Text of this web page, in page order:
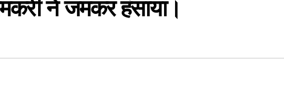
ने जमकर हंसाया।